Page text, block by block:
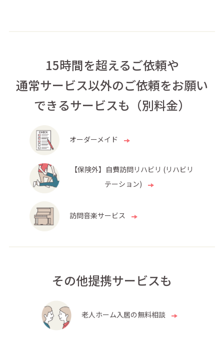
15時間を超えるご依頼や
通常サービス以外のご依頼をお願い
できるサービスも（別料金）
オーダーメイド
【保険外】自費訪問リハビリ (リハビリ
テーション)
訪問音楽サービス
その他提携サービスも
老人ホーム入居の無料相談